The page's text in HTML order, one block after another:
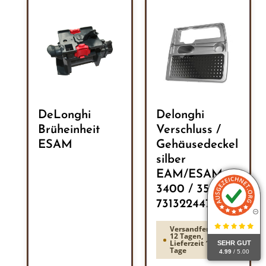
SEHR GUT
4.99 / 5.00
DeLonghi
Brüheinheit
ESAM
Delonghi
Verschluss /
Gehäusedeckel
silber
EAM/ESAM
3400 / 3500
7313224471
Versandfertig in
12 Tagen,
Lieferzeit 1-3
Tage